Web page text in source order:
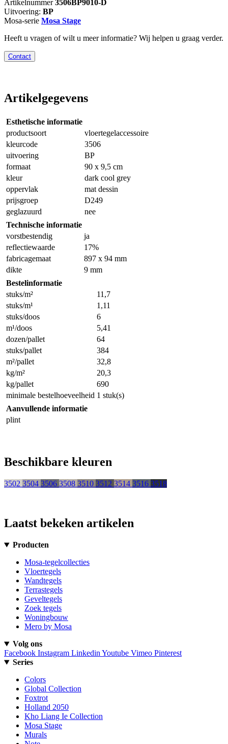
Artikelnummer3506BP9010-D
Uitvoering: BP
Mosa-serie Mosa Stage
Heeft u vragen of wilt u meer informatie? Wij helpen u graag verder.
Contact
Artikelgegevens
Esthetische informatie
productsoort
vloertegelaccessoire
kleurcode
3506
uitvoering
BP
formaat
90 x 9,5 cm
kleur
dark cool grey
oppervlak
mat dessin
prijsgroep
D249
geglazuurd
nee
Technische informatie
vorstbestendig
ja
reflectiewaarde
17%
fabricagemaat
897 x 94 mm
dikte
9 mm
Bestelinformatie
stuks/m²
11,7
stuks/m¹
1,11
stuks/doos
6
m¹/doos
5,41
dozen/pallet
64
stuks/pallet
384
m²/pallet
32,8
kg/m²
20,3
kg/pallet
690
minimale bestelhoeveelheid 1 stuk(s)
Aanvullende informatie
plint
Beschikbare kleuren
3502 3504 3506 3508 3510 3512 3514 3516 3518
Laatst bekeken artikelen
Producten
Mosa-tegelcollecties
Vloertegels
Wandtegels
Terrastegels
Geveltegels
Zoek tegels
Woningbouw
Mero by Mosa
Volg ons
Facebook Instagram Linkedin Youtube Vimeo Pinterest
Series
Colors
Global Collection
Foxtrot
Holland 2050
Kho Liang Ie Collection
Mosa Stage
Murals